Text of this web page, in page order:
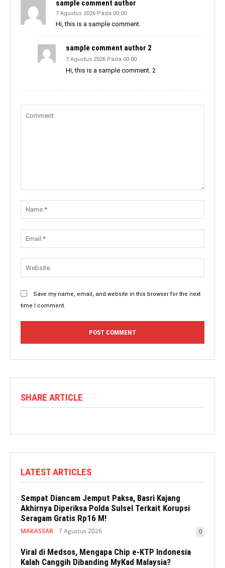
sample comment author
7 Agustus 2026 Pada 00:00
Hi, this is a sample comment.
sample comment author 2
7 Agustus 2026 Pada 00:00
Hi, this is a sample comment. 2
Save my name, email, and website in this browser for the next
time I comment.
SHARE ARTICLE
LATEST ARTICLES
Sempat Diancam Jemput Paksa, Basri Kajang
Akhirnya Diperiksa Polda Sulsel Terkait Korupsi
Seragam Gratis Rp16 M!
MAKASSAR 7 Agustus 2026 0
Viral di Medsos, Mengapa Chip e-KTP Indonesia
Kalah Canggih Dibanding MyKad Malaysia?